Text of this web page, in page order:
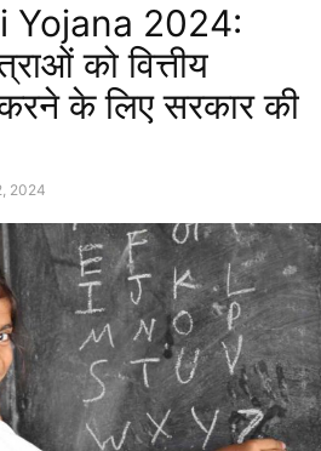
Yojana 2024:
को वित्तीय
के लिए सरकार की
2024